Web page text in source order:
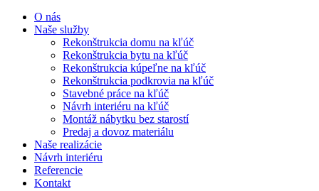
O nás
Naše služby
Rekonštrukcia domu na kľúč
Rekonštrukcia bytu na kľúč
Rekonštrukcia kúpeľne na kľúč
Rekonštrukcia podkrovia na kľúč
Stavebné práce na kľúč
Návrh interiéru na kľúč
Montáž nábytku bez starostí
Predaj a dovoz materiálu
Naše realizácie
Návrh interiéru
Referencie
Kontakt